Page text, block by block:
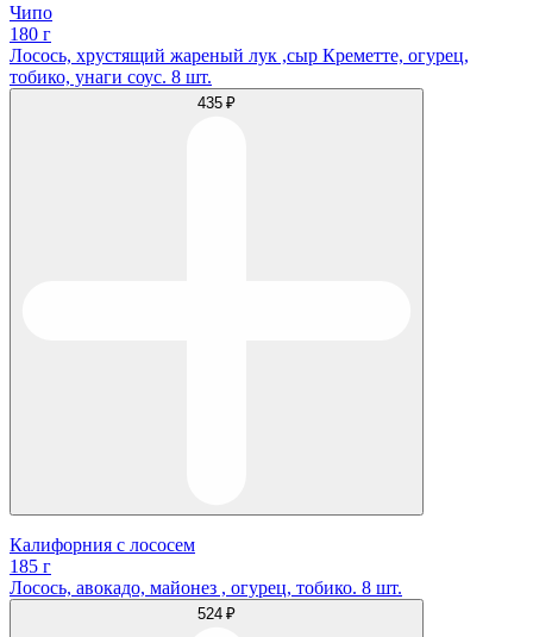
Чипо
180 г
Лосось, хрустящий жареный лук ,сыр Креметте, огурец,
тобико, унаги соус. 8 шт.
435 ₽
Калифорния с лососем
185 г
Лосось, авокадо, майонез , огурец, тобико. 8 шт.
524 ₽